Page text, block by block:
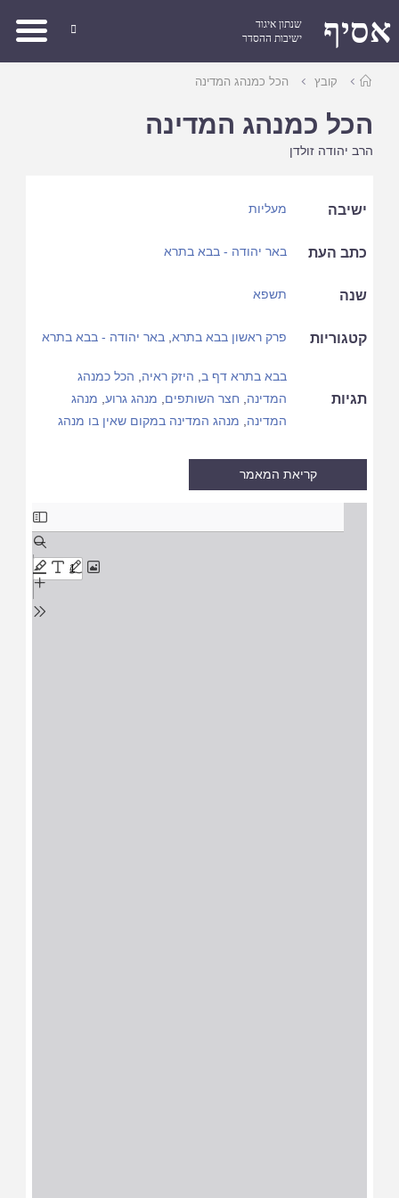
אסיף
שנתון איגוד
ישיבות ההסדר

עמודקובץ הכל כמנהג המדינה
הכל כמנהג המדינה
הרב יהודה זולדן
ישיבה מעליות
כתב העת באר יהודה - בבא בתרא
שנה תשפא
קטגוריות פרק ראשון בבא בתרא, באר יהודה - בבא בתרא
תגיות
בבא בתרא דף ב היזק ראיה
הכל כמנהג
המדינה
חצר השותפים מנהג גרוע, מנהג
המדינה
מנהג המדינה במקום שאין בו מנהג
קריאת המאמר